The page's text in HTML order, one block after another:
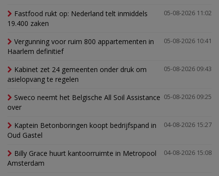
05-08-2026 11:02
Fastfood rukt op: Nederland telt inmiddels
19.400 zaken
05-08-2026 10:41
Vergunning voor ruim 800 appartementen in
Haarlem definitief
05-08-2026 09:43
Kabinet zet 24 gemeenten onder druk om
asielopvang te regelen
05-08-2026 09:25
Sweco neemt het Belgische All Soil Assistance
over
04-08-2026 15:27
Kaptein Betonboringen koopt bedrijfspand in
Oud Gastel
04-08-2026 15:08
Billy Grace huurt kantoorruimte in Metropool
Amsterdam